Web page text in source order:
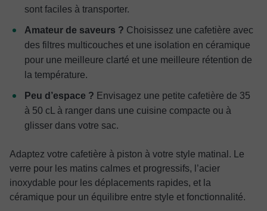
sont faciles à transporter.
Amateur de saveurs ? Choisissez une cafetière avec
des filtres multicouches et une isolation en céramique
pour une meilleure clarté et une meilleure rétention de
la température.
Peu d’espace ? Envisagez une petite cafetière de 35
à 50 cL à ranger dans une cuisine compacte ou à
glisser dans votre sac.
Adaptez votre cafetière à piston à votre style matinal. Le
verre pour les matins calmes et progressifs, l’acier
inoxydable pour les déplacements rapides, et la
céramique pour un équilibre entre style et fonctionnalité.